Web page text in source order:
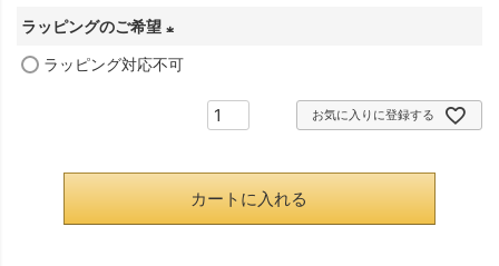
必
)
ラッピングのご希望
(
ラッピング対応不可
お気に入りに登録する
カートに入れる